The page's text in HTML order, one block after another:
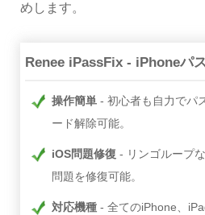
めします。
Renee iPassFix - iPhoneパ
操作簡単
初心者も自力でパ
ード解除可能。
iOS問題修復
リンゴループ
問題を修復可能。
対応機種
全てのiPhone、